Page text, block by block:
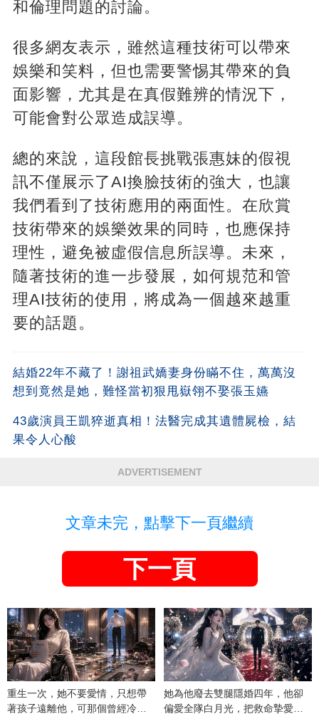
和倫理問題的討論。
很多網友表示，雖然這種技術可以帶來
娛樂和笑料，但也需要警惕其帶來的負
面影響，尤其是在真假難辨的情況下，
可能會對公眾造成誤導。
總的來說，這段館長挑戰張惠妹的假視
訊不僅展示了AI換臉技術的強大，也讓
我們看到了技術應用的兩面性。在欣賞
技術帶來的娛樂效果的同時，也應保持
理性，避免被虛假信息所誤導。未來，
隨著技術的進一步發展，如何規范和管
理AI技術的使用，將成為一個越來越重
要的話題。
結婚22年不藏了！謝祖武嬌妻身份瞞不住，萬萬沒
想到竟然是她，難怪當初狠甩嶽翎不娶張玉嬿
43歲演員王凱猝逝真相！法醫完成其遺體屍檢，結
果令人心酸
ADVERTISEMENT
文章未完，點擊下一頁繼續
下一頁
重生一次，她不要愛情，只想帶
著孩子遠離他，可那個曾經冷漠
她為他廢去雙腿隱婚四年，他卻
偏愛全隊白月光，把救命摯愛當